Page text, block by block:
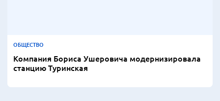
ОБЩЕСТВО
Компания Бориса Ушеровича модернизировала
станцию Туринская